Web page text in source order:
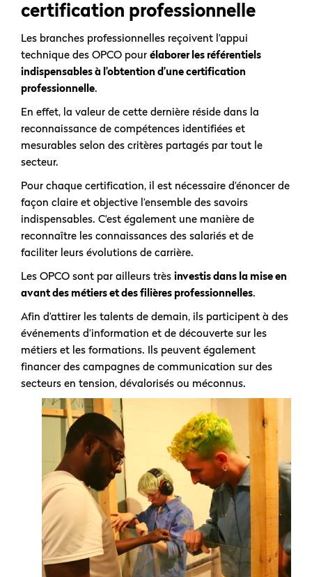
certification professionnelle
Les branches professionnelles reçoivent l’appui
technique des OPCO pour élaborer les référentiels
indispensables à l’obtention d’une certification
professionnelle
En effet, la valeur de cette dernière réside dans la
reconnaissance de compétences identifiées et
mesurables selon des critères partagés par tout le
secteur.
Pour chaque certification, il est nécessaire d’énoncer de
façon claire et objective l’ensemble des savoirs
indispensables. C’est également une manière de
reconnaître les connaissances des salariés et de
faciliter leurs évolutions de carrière.
Les OPCO sont par ailleurs très investis dans la mise en
avant des métiers et des filières professionnelles
Afin d’attirer les talents de demain, ils participent à des
événements d’information et de découverte sur les
métiers et les formations. Ils peuvent également
financer des campagnes de communication sur des
secteurs en tension, dévalorisés ou méconnus.